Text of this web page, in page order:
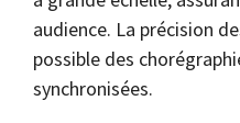
audience. La précision
possible des
synchronisées.